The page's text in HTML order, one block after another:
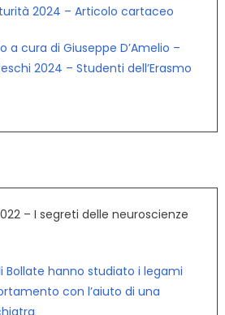
2024 – Articolo cartaceo
a cura di Giuseppe D’Amelio –
2024 – Studenti dell’Erasmo
– I segreti delle neuroscienze
Bollate hanno studiato i legami
con l’aiuto di una